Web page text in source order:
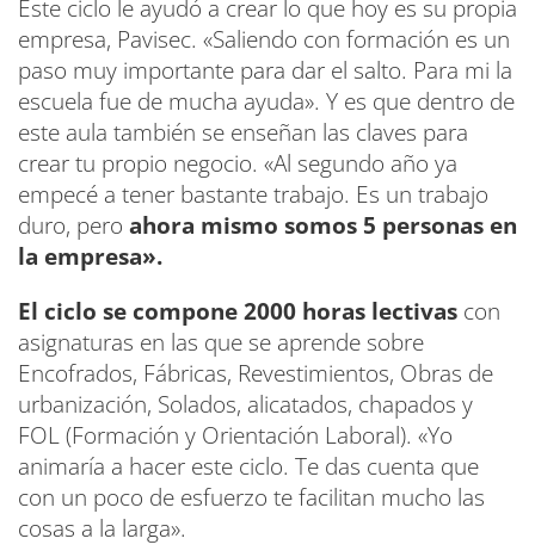
Este ciclo le ayudó a crear lo que hoy es su propia
empresa, Pavisec. «Saliendo con formación es un
paso muy importante para dar el salto. Para mi la
escuela fue de mucha ayuda». Y es que dentro de
este aula también se enseñan las claves para
crear tu propio negocio. «Al segundo año ya
empecé a tener bastante trabajo. Es un trabajo
duro, pero ahora mismo somos 5 personas en
la empresa».
El ciclo se compone 2000 horas lectivas con
asignaturas en las que se aprende sobre
Encofrados, Fábricas, Revestimientos, Obras de
urbanización, Solados, alicatados, chapados y
FOL (Formación y Orientación Laboral). «Yo
animaría a hacer este ciclo. Te das cuenta que
con un poco de esfuerzo te facilitan mucho las
cosas a la larga».